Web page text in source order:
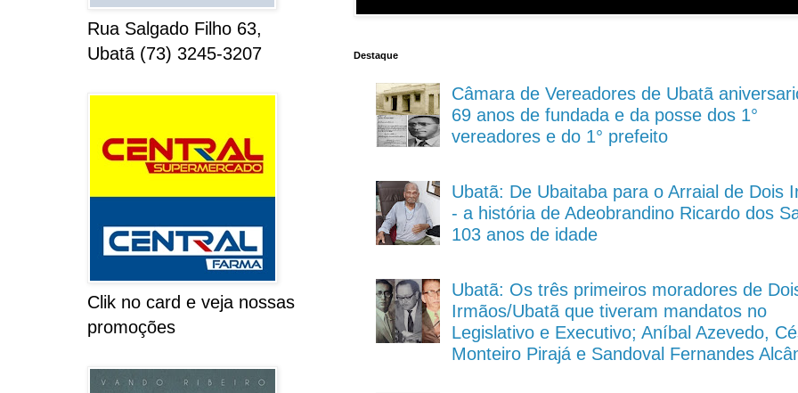
Destaque
Câmara de Vereadores de Ubatã
69 anos de fundada e da posse dos 1°
vereadores e do 1° prefeito
Ubatã: De Ubaitaba para o Arraial de Dois
- a história de Adeobrandino Ricardo dos
103 anos de idade
Ubatã: Os três primeiros moradores de
Irmãos/Ubatã que tiveram mandatos no
Legislativo e Executivo; Aníbal Azevedo,
Monteiro Pirajá e Sandoval Fernandes
Rua Salgado Filho 63,
Ubatã (73) 3245-3207
Clik no card e veja nossas
promoções